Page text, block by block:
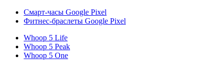
Смарт-часы Google Pixel
Фитнес-браслеты Google Pixel
Whoop 5 Life
Whoop 5 Peak
Whoop 5 One